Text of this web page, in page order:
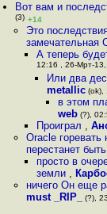
Вот вам и
(3) +14
Это
замечательная
А теперь
12:16 , 26-Мрт-
Или два
metallic (ok),
в этом
web(?),
Проиграл ,
Oracle горевать
перестанет
просто в
земли ,
ничего Он еще
must _RIP_
(?),